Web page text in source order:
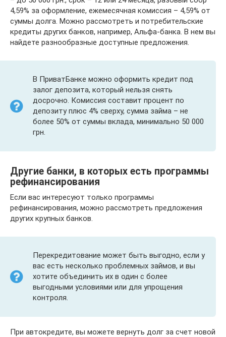
4,59% за оформление, ежемесячная комиссия – 4,59% от
суммы долга. Можно рассмотреть и потребительские
кредиты других банков, например, Альфа-банка. В нем вы
найдете разнообразные доступные предложения.
В ПриватБанке можно оформить кредит под
залог депозита, который нельзя снять
досрочно. Комиссия составит процент по
депозиту плюс 4% сверху, сумма займа – не
более 50% от суммы вклада, минимально 50 000
грн.
Другие банки, в которых есть программы
рефинансирования
Если вас интересуют только программы
рефинансирования, можно рассмотреть предложения
других крупных банков.
Перекредитование может быть выгодно, если у
вас есть несколько проблемных займов, и вы
хотите объединить их в один с более
выгодными условиями или для упрощения
контроля.
При автокредите, вы можете вернуть долг за счет новой